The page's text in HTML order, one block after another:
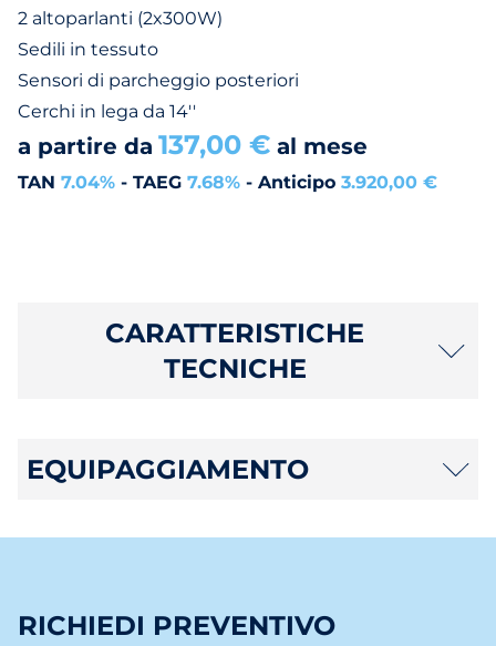
2 altoparlanti (2x300W)
Sedili in tessuto
Sensori di parcheggio posteriori
Cerchi in lega da 14''
a partire da 137,00 € al mese
TAN 7.04% - TAEG 7.68% - Anticipo 3.920,00 €
CARATTERISTICHE
TECNICHE
EQUIPAGGIAMENTO
RICHIEDI PREVENTIVO